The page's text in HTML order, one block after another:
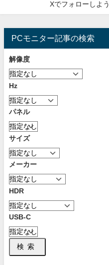
Xでフォローしよう
PCモニター記事の検索
解像度
Hz
パネル
サイズ
メーカー
HDR
USB-C
検索